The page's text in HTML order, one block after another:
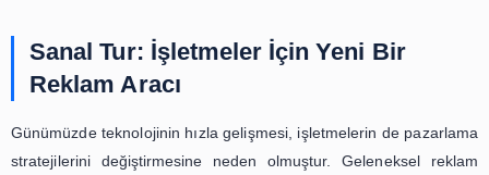
Bu blog yazısında, gayrimenkul
sektöründe sanal tur
nasıl kullanılabileceğine
odaklanabilirsiniz. Kullanıcıların